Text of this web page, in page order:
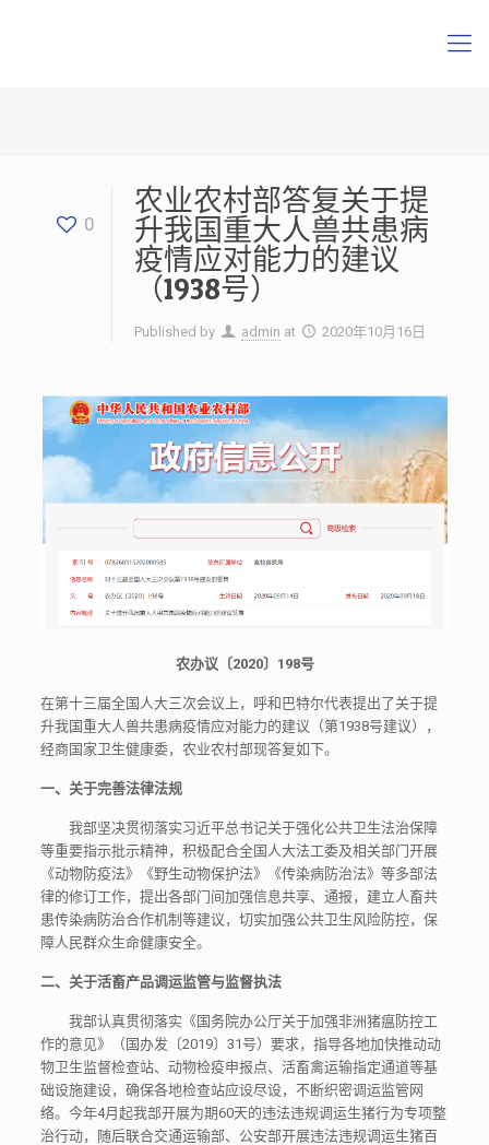
0
农业农村部答复关于提
升我国重大人兽共患病
疫情应对能力的建议
（1938号）
Published by admin at 2020年10月16日
农办议〔2020〕198号
在第十三届全国人大三次会议上，呼和巴特尔代表提出了关于提
升我国重大人兽共患病疫情应对能力的建议（第1938号建议），
经商国家卫生健康委，农业农村部现答复如下。
一、关于完善法律法规
我部坚决贯彻落实习近平总书记关于强化公共卫生法治保障
等重要指示批示精神，积极配合全国人大法工委及相关部门开展
《动物防疫法》《野生动物保护法》《传染病防治法》等多部法
律的修订工作，提出各部门间加强信息共享、通报，建立人畜共
患传染病防治合作机制等建议，切实加强公共卫生风险防控，保
障人民群众生命健康安全。
二、关于活畜产品调运监管与监督执法
我部认真贯彻落实《国务院办公厅关于加强非洲猪瘟防控工
作的意见》（国办发〔2019〕31号）要求，指导各地加快推动动
物卫生监督检查站、动物检疫申报点、活畜禽运输指定通道等基
础设施建设，确保各地检查站应设尽设，不断织密调运监管网
络。今年4月起我部开展为期60天的违法违规调运生猪行为专项整
治行动，随后联合交通运输部、公安部开展违法违规调运生猪百